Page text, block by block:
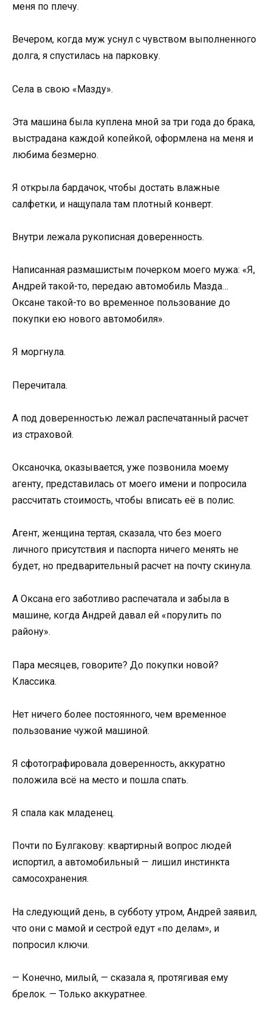
меня по плечу.
Вечером, когда муж уснул с чувством выполненного
долга, я спустилась на парковку.
Села в свою «Мазду».
Эта машина была куплена мной за три года до брака,
выстрадана каждой копейкой, оформлена на меня и
любима безмерно.
Я открыла бардачок, чтобы достать влажные
салфетки, и нащупала там плотный конверт.
Внутри лежала рукописная доверенность.
Написанная размашистым почерком моего мужа: «Я,
Андрей такой-то, передаю автомобиль Мазда…
Оксане такой-то во временное пользование до
покупки ею нового автомобиля».
Я моргнула.
Перечитала.
А под доверенностью лежал распечатанный расчет
из страховой.
Оксаночка, оказывается, уже позвонила моему
агенту, представилась от моего имени и попросила
рассчитать стоимость, чтобы вписать её в полис.
Агент, женщина тертая, сказала, что без моего
личного присутствия и паспорта ничего менять не
будет, но предварительный расчет на почту скинула.
А Оксана его заботливо распечатала и забыла в
машине, когда Андрей давал ей «порулить по
району».
Пара месяцев, говорите? До покупки новой?
Классика.
Нет ничего более постоянного, чем временное
пользование чужой машиной.
Я сфотографировала доверенность, аккуратно
положила всё на место и пошла спать.
Я спала как младенец.
Почти по Булгакову: квартирный вопрос людей
испортил, а автомобильный — лишил инстинкта
самосохранения.
На следующий день, в субботу утром, Андрей заявил,
что они с мамой и сестрой едут «по делам», и
попросил ключи.
— Конечно, милый, — сказала я, протягивая ему
брелок. — Только аккуратнее.